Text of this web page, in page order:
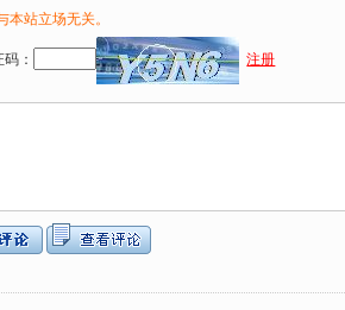
站立场无关。
： 注册